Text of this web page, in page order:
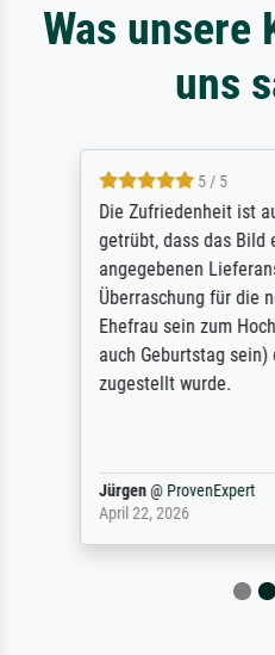
Was unsere
uns
5 / 5
Die Zufriedenheit ist
getrübt, dass das Bild
angegebenen
Überraschung für die
Ehefrau sein zum
auch Geburtstag sein)
zugestellt wurde.
Jürgen@ ProvenExpert
April 22, 2026